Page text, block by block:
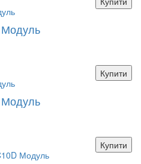
Модуль
Купити
Модуль
Купити